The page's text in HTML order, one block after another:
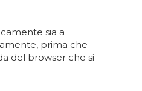
sia a
prima che
del browser che si